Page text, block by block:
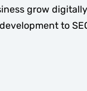
grow
to